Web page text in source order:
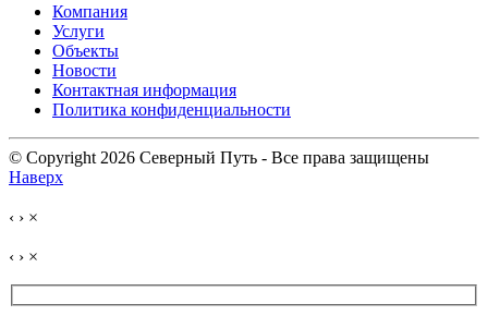
Компания
Услуги
Объекты
Новости
Контактная информация
Политика конфиденциальности
© Copyright 2026 Северный Путь - Все права защищены
Наверх
‹ › ×
‹ › ×